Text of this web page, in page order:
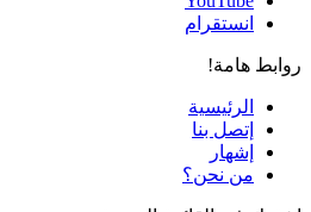
انستقرام
روابط هامة!
الرئيسية
إتصل بنا
إشهار
من نحن؟